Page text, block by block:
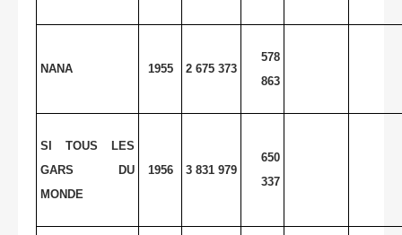
NANA 1955 2 675 373
578
863
SI TOUS LES
GARS DU
MONDE
1956 3 831 979
650
337